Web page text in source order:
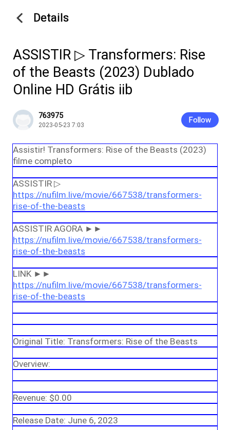
Details
ASSISTIR ▷ Transformers: Rise
of the Beasts (2023) Dublado
Online HD Grátis iib
763975
2023-05-23 7:03
Follow
Assistir! Transformers: Rise of the Beasts (2023)
filme completo
ASSISTIR ▷
https://nufilm.live/movie/667538/transformers-
rise-of-the-beasts
ASSISTIR AGORA ►►
https://nufilm.live/movie/667538/transformers-
rise-of-the-beasts
LINK ►►
https://nufilm.live/movie/667538/transformers-
rise-of-the-beasts
Original Title: Transformers: Rise of the Beasts
Overview:
Revenue: $0.00
Release Date: June 6, 2023